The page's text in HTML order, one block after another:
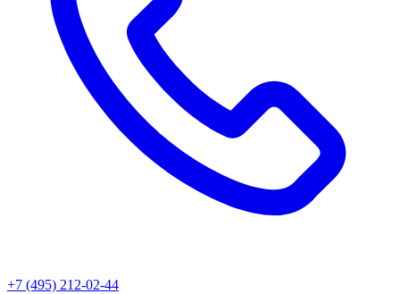
+7 (495) 212-02-44